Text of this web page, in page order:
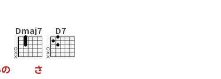
の
Dmaj7
さ
D7